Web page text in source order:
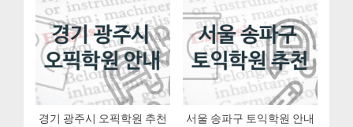
경기 광주시 오픽학원 추천
서울 송파구 토익학원 안내